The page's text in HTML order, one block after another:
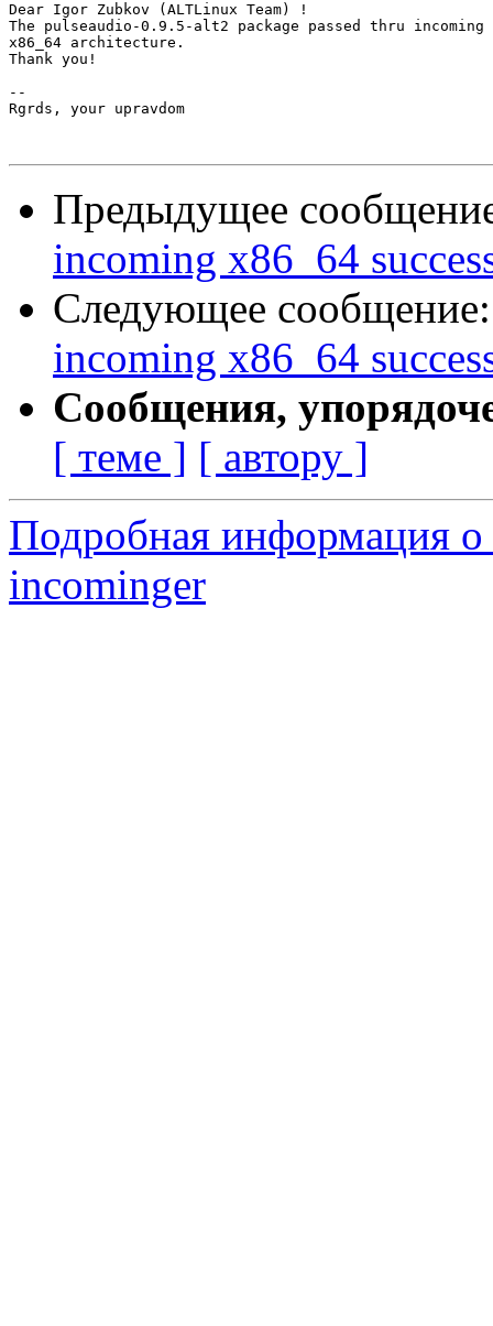
Dear Igor Zubkov (ALTLinux Team) !
The pulseaudio-0.9.5-alt2 package passed thru
x86_64 architecture.
Thank you!
--
Rgrds, your upravdom
Предыдущее
incoming x86_64
Следующее
incoming x86_64
Сообщения,
[ теме ] [ автору ]
Подробная информация о
incominger